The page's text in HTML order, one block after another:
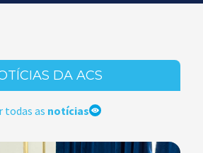
DA ACS
todas as notícias